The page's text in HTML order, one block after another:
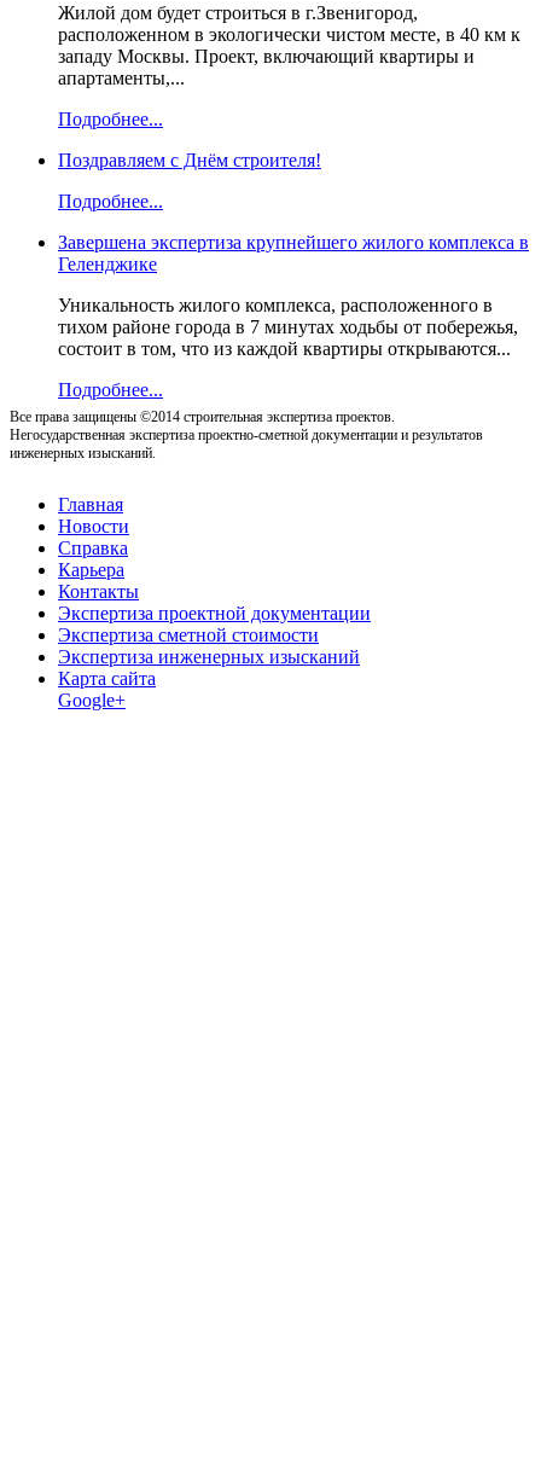
Жилой дом будет строиться в г.Звенигород,
расположенном в экологически чистом месте, в 40 км к
западу Москвы. Проект, включающий квартиры и
апартаменты,...
Подробнее...
Поздравляем с Днём строителя!
Подробнее...
Завершена экспертиза крупнейшего жилого комплекса в
Геленджике
Уникальность жилого комплекса, расположенного в
тихом районе города в 7 минутах ходьбы от побережья,
состоит в том, что из каждой квартиры открываются...
Подробнее...
Все права защищены ©2014 строительная экспертиза проектов.
Негосударственная экспертиза проектно-сметной документации и результатов
инженерных изысканий.
Главная
Новости
Справка
Карьера
Контакты
Экспертиза проектной документации
Экспертиза сметной стоимости
Экспертиза инженерных изысканий
Карта сайта
Google+